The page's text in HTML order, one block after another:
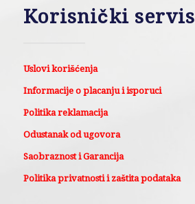
Korisnički servis
Uslovi korišćenja
Informacije o placanju i isporuci
Politika reklamacija
Odustanak od ugovora
Saobraznost i Garancija
Politika privatnosti i zaštita podataka